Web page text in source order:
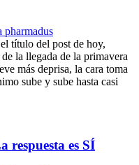
pharmadus
título del post de hoy,
la llegada de la primavera
más deprisa, la cara toma
sube y sube hasta casi
respuesta es SÍ